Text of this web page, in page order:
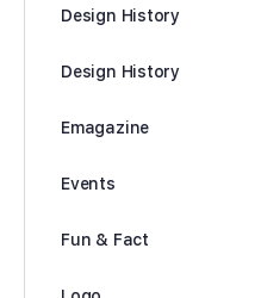
Design History
Design History
Emagazine
Events
Fun & Fact